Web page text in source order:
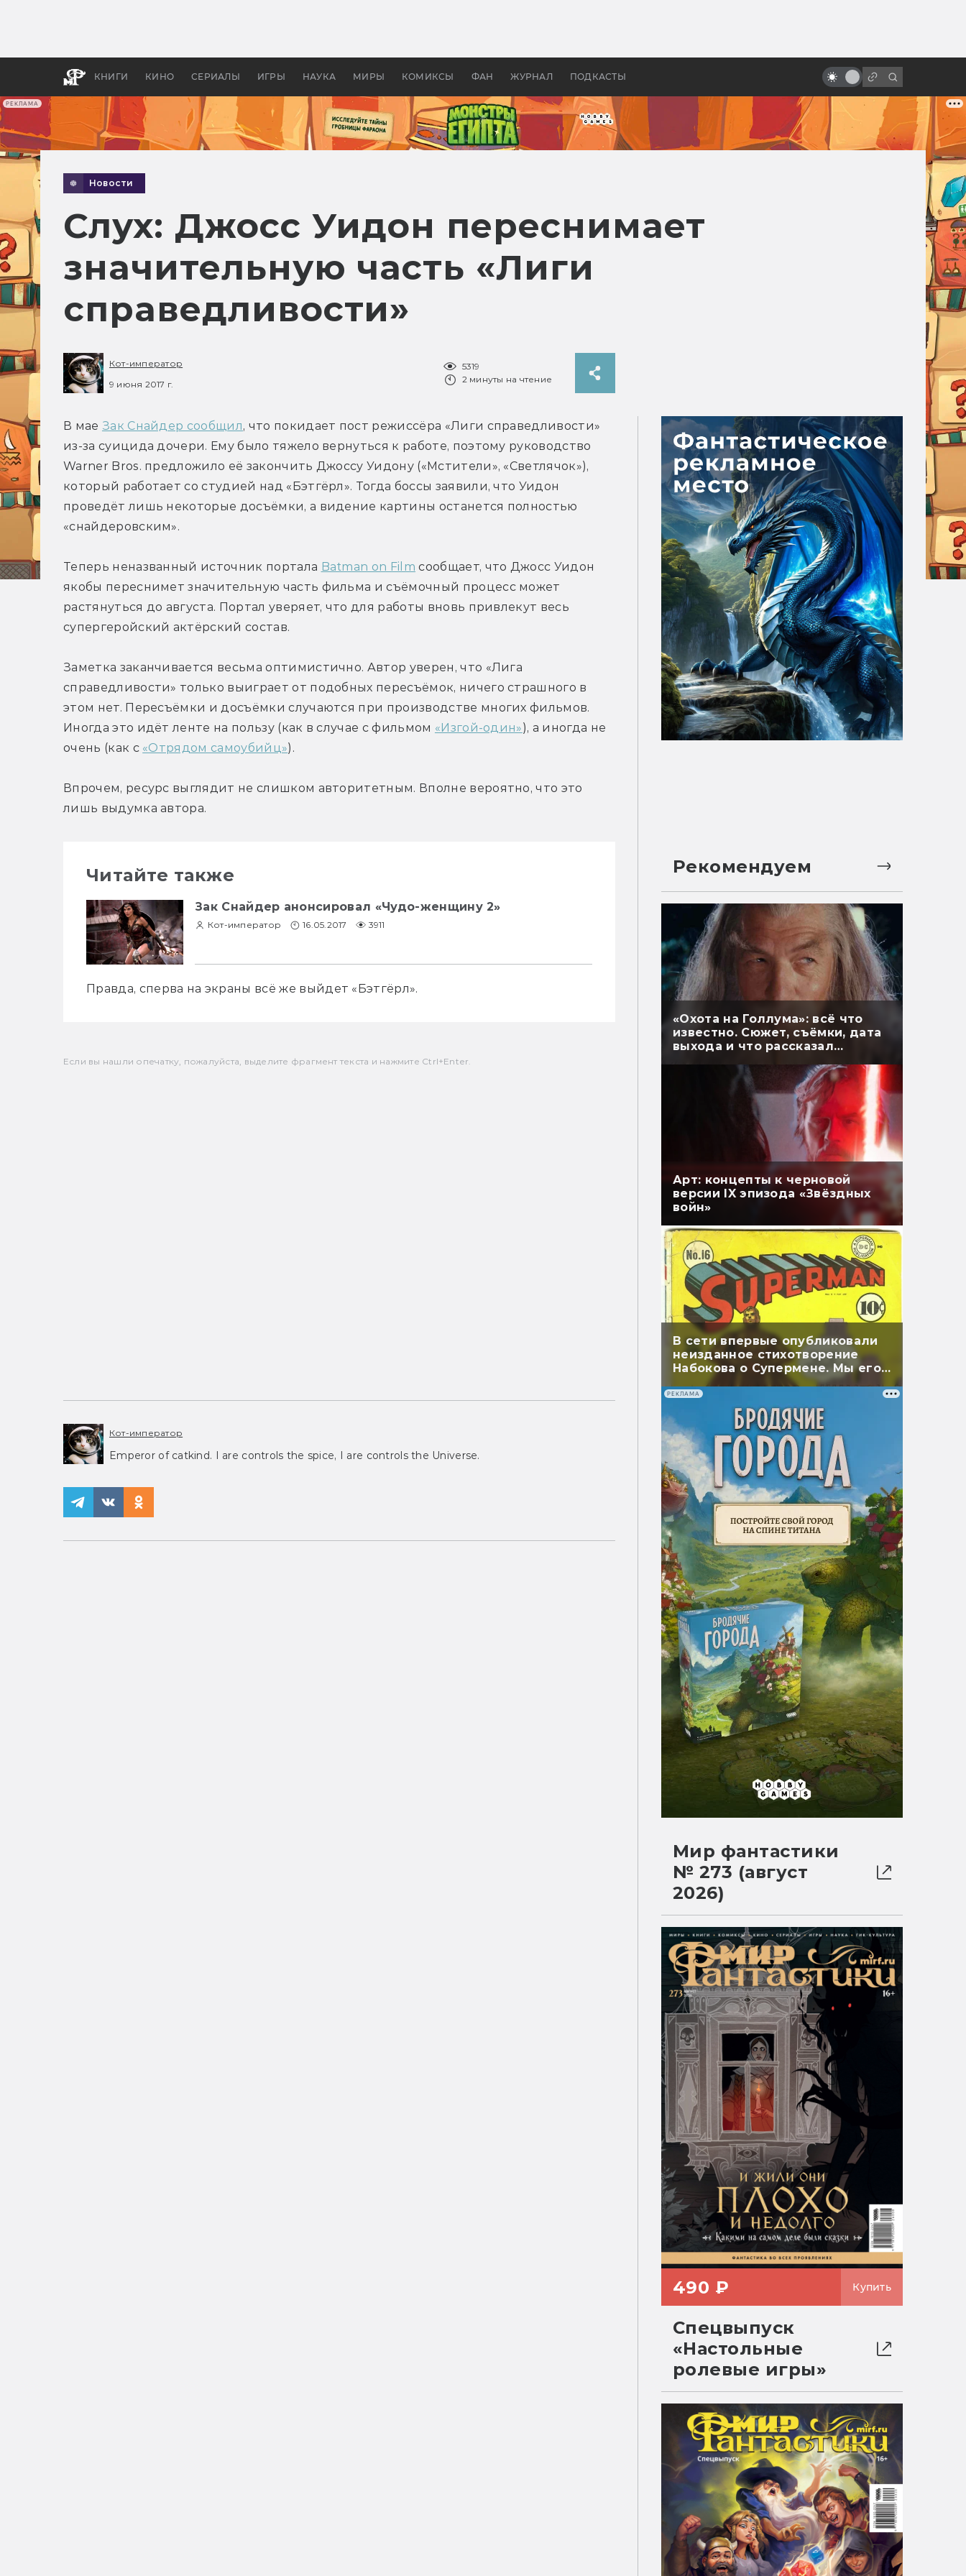
РЕКЛАМА
КНИГИ КИНО СЕРИАЛЫ ИГРЫ НАУКА МИРЫ КОМИКСЫ ФАН ЖУРНАЛ ПОДКАСТЫ
апокалипсис, в России —
бы «Властелина колец»
Как создают динозавров в кино
Новости
Слух: Джосс Уидон переснимает
значительную часть «Лиги
cправедливости»
Кот-император
9 июня 2017 г.
5319
2 минуты на чтение
В мае Зак Снайдер сообщил, что покидает пост режиссёра «Лиги cправедливости»
из-за суицида дочери. Ему было тяжело вернуться к работе, поэтому руководство
Warner Bros. предложило её закончить Джоссу Уидону («Мстители», «Светлячок»),
который работает со студией над «Бэтгёрл». Тогда боссы заявили, что Уидон
проведёт лишь некоторые досъёмки, а видение картины останется полностью
«снайдеровским».
Теперь неназванный источник портала Batman on Film сообщает, что Джосс Уидон
якобы переснимет значительную часть фильма и съёмочный процесс может
растянуться до августа. Портал уверяет, что для работы вновь привлекут весь
супергеройский актёрский состав.
Заметка заканчивается весьма оптимистично. Автор уверен, что «Лига
справедливости» только выиграет от подобных пересъёмок, ничего страшного в
этом нет. Пересъёмки и досъёмки случаются при производстве многих фильмов.
Иногда это идёт ленте на пользу (как в случае с фильмом «Изгой-один»), а иногда не
очень (как с «Отрядом самоубийц»).
Впрочем, ресурс выглядит не слишком авторитетным. Вполне вероятно, что это
лишь выдумка автора.
Читайте также
Зак Снайдер анонсировал «Чудо-женщину 2»
Кот-император 16.05.2017 3911
Правда, сперва на экраны всё же выйдет «Бэтгёрл».
Если вы нашли опечатку, пожалуйста, выделите фрагмент текста и нажмите Ctrl+Enter.
Кот-император
Emperor of catkind. I are controls the spice, I are controls the Universe.
Рекомендуем
«Охота на Голлума»: всё что
известно. Сюжет, съёмки, дата
выхода и что рассказал
Арт: концепты к черновой
версии IX эпизода «Звёздных
войн»
В сети впервые опубликовали
неизданное стихотворение
Набокова о Супермене. Мы его
перевели
РЕКЛАМА
Мир фантастики
№ 273 (август
2026)
490 ₽ Купить
Спецвыпуск
«Настольные
ролевые игры»